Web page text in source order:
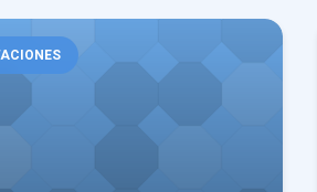
con Tarjetas de Crédito